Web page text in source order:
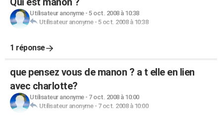
Utilisateur anonyme- 5 oct. 2008 à 10:38
Utilisateur anonyme- 5 oct. 2008 à 10:38
1 réponse
que pensez vous de manon ? a t elle en lien
avec charlotte?
Utilisateur anonyme- 7 oct. 2008 à 10:00
Utilisateur anonyme- 7 oct. 2008 à 10:00